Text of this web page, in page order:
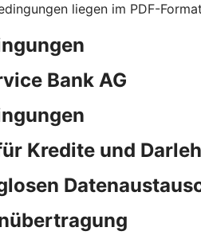
liegen im PDF-
Bank AG
Kredite und